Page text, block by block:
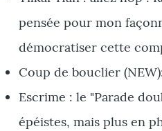
pensée pour mon
démocratiser cette
Coup de bouclier
Escrime : le "Parade
épéistes, mais plus en